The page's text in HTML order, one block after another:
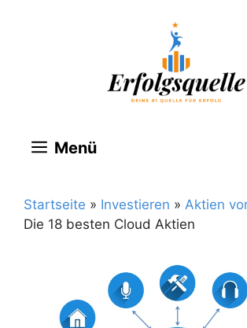
Menü
Startseite » Investieren » Aktien
Die 18 besten Cloud Aktien